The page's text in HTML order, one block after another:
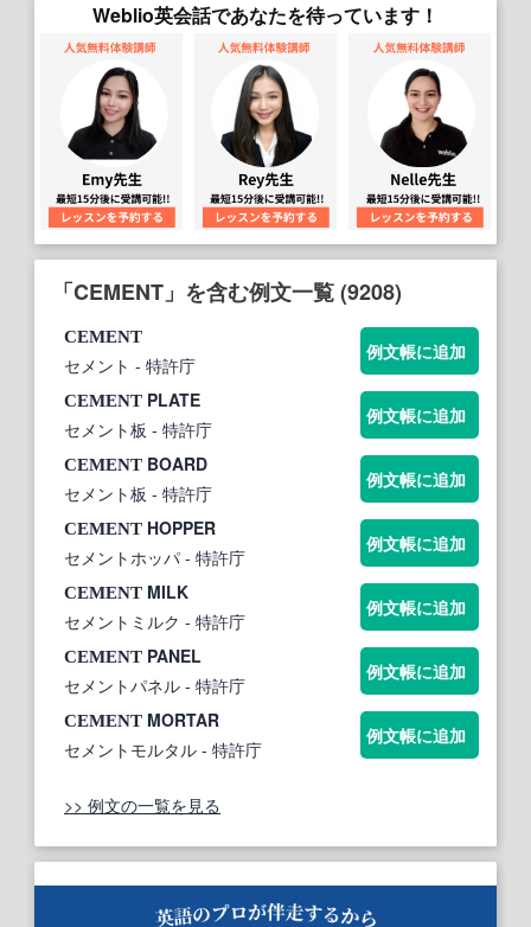
Weblio英会話であなたを待っています！
「CEMENT」を含む例文一覧 (9208)
CEMENT
セメント - 特許庁
例文帳に追加
CEMENT PLATE
セメント板 - 特許庁
例文帳に追加
CEMENT BOARD
セメント板 - 特許庁
例文帳に追加
CEMENT HOPPER
セメントホッパ - 特許庁
例文帳に追加
CEMENT MILK
セメントミルク - 特許庁
例文帳に追加
CEMENT PANEL
セメントパネル - 特許庁
例文帳に追加
CEMENT MORTAR
セメントモルタル - 特許庁
例文帳に追加
>> 例文の一覧を見る